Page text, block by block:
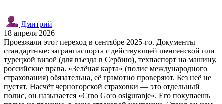
Дмитрий
18 апреля 2026
Проезжали этот переход в сентябре 2025-го. Документы
стандартные: загранпаспорта с действующей шенгенской или
турецкой визой (для въезда в Сербию), техпаспорт на машину,
российские права. «Зелёная карта» (полис международного
страхования) обязательна, её грамотно проверяют. Без неё не
пустят. Насчёт черногорской страховки — это отдельный
полис, он называется «Crno Goro osiguranje». Его покупаешь